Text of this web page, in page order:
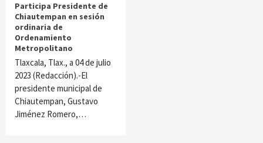
Participa Presidente de
Chiautempan en sesión
ordinaria de
Ordenamiento
Metropolitano
Tlaxcala, Tlax., a 04 de julio
2023 (Redacción).-El
presidente municipal de
Chiautempan, Gustavo
Jiménez Romero,…